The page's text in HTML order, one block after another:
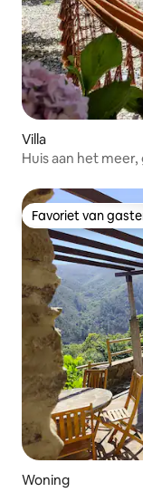
Villa
Huis aan het
Favoriet van
Favoriet van
Woning